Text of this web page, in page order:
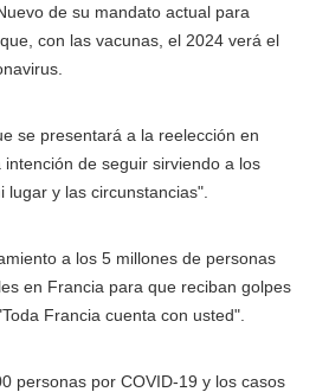
de su mandato actual para
con las vacunas, el 2024 verá el
se presentará a la reelección en
de seguir sirviendo a los
y las circunstancias".
a los 5 millones de personas
en Francia para que reciban golpes
Francia cuenta con usted".
personas por COVID-19 y los casos